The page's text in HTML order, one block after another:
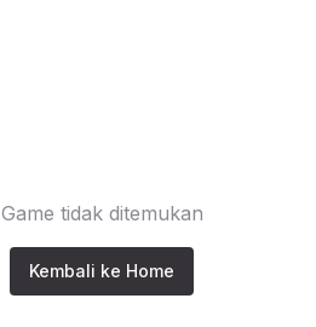
Game tidak ditemukan
Kembali ke Home